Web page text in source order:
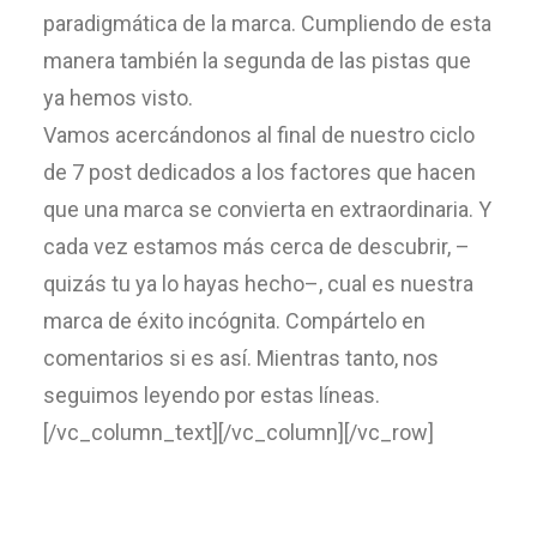
paradigmática de la marca. Cumpliendo de esta
manera también la segunda de las pistas que
ya hemos visto.
Vamos acercándonos al final de nuestro ciclo
de 7 post dedicados a los factores que hacen
que una marca se convierta en extraordinaria. Y
cada vez estamos más cerca de descubrir, –
quizás tu ya lo hayas hecho–, cual es nuestra
marca de éxito incógnita. Compártelo en
comentarios si es así. Mientras tanto, nos
seguimos leyendo por estas líneas.
[/vc_column_text][/vc_column][/vc_row]